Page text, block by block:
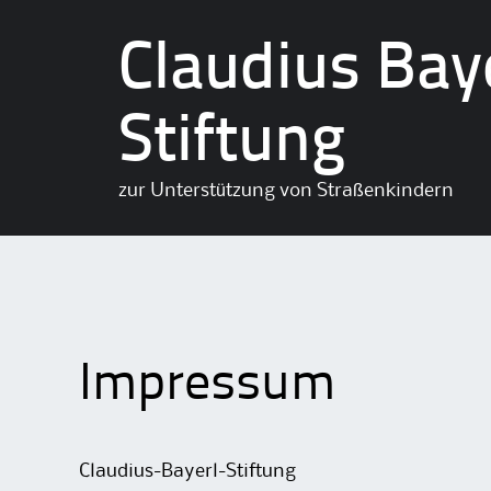
Claudius
Stiftung
zur Unterstützung von Straßenkindern
Impressum
Claudius-Bayerl-Stiftung